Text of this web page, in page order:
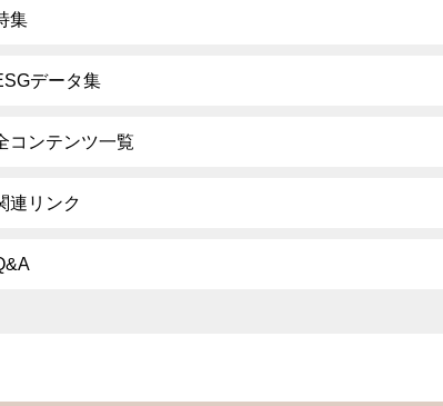
集
データ集
コンテンツ一覧
連リンク